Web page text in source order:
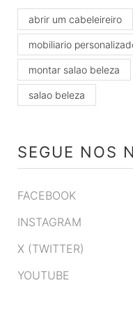
abrir um cabeleireiro
mobiliario
montar salao beleza
salao beleza
SEGUE NOS
FACEBOOK
INSTAGRAM
X (TWITTER)
YOUTUBE